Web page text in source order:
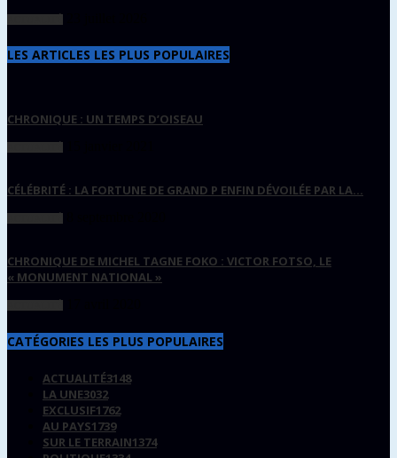
LES ARTICLES LES PLUS POPULAIRES
CHRONIQUE : UN TEMPS D’OISEAU
CÉLÉBRITÉ : LA FORTUNE DE GRAND P ENFIN DÉVOILÉE PAR LA...
CHRONIQUE DE MICHEL TAGNE FOKO : VICTOR FOTSO, LE
« MONUMENT NATIONAL »
CATÉGORIES LES PLUS POPULAIRES
ACTUALITÉ3148
LA UNE3032
EXCLUSIF1762
AU PAYS1739
SUR LE TERRAIN1374